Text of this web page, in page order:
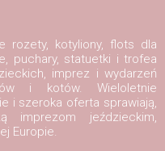
rozety, kotyliony, flots dla
puchary, statuetki i trofea
imprez i wydarzeń
i kotów. Wieloletnie
i szeroka oferta sprawiają,
imprezom jeździeckim,
Europie.